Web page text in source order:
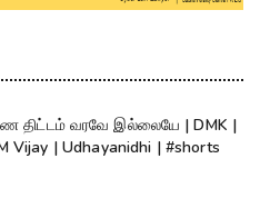
வரவே இல்லையே | DMK |
Vijay | Udhayanidhi | #shorts